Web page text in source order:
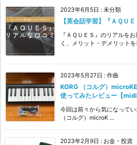
2023年6月5日 : 未分類
【英会話学習】『ＡＱＵ
『ＡＱＵＥＳ』のリアルを
く、メリット・デメリットを
2023年5月27日 : 作曲
KORG （コルグ）
使ってみたレビュー【midi
今回は前々から気になって
（コルグ）microK ...
2023年2月9日 : お金・投資